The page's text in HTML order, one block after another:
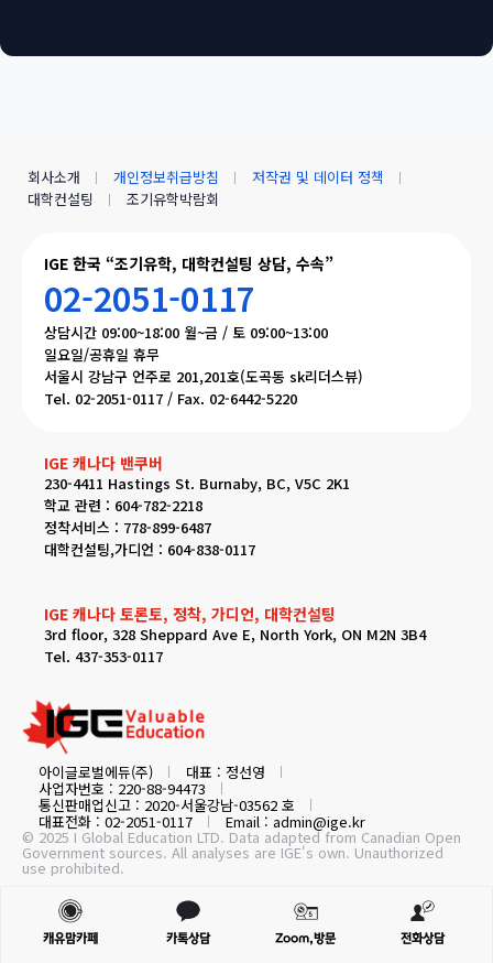
IGE 한국 “조기유학, 대학컨설팅 상담, 수속”
02-2051-0117
상담시간 09:00~18:00 월~금 / 토 09:00~13:00
일요일/공휴일 휴무
서울시 강남구 언주로 201,201호(도곡동 sk리더스뷰)
Tel. 02-2051-0117 / Fax. 02-6442-5220
IGE 캐나다 밴쿠버
230-4411 Hastings St. Burnaby, BC, V5C 2K1
학교 관련 : 604-782-2218
정착서비스 : 778-899-6487
대학컨설팅,가디언 : 604-838-0117
IGE 캐나다 토론토, 정착, 가디언, 대학컨설팅
3rd floor, 328 Sheppard Ave E, North York, ON M2N 3B4
Tel. 437-353-0117
아이글로벌에듀(주) 대표 : 정선영
사업자번호 : 220-88-94473
통신판매업신고 : 2020-서울강남-03562 호
대표전화 : 02-2051-0117 Email : admin@ige.kr
회사소개 개인정보취급방침
저작권 및 데이터 정책
대학컨설팅
조기유학박람회
© 2025 I Global Education LTD. Data adapted from Canadian Open
Government sources. All analyses are IGE's own. Unauthorized
use prohibited.
캐유맘카페 카톡상담 Zoom,방문 전화상담